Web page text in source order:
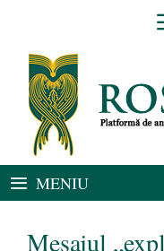
conținut
MENIU
Mesajul